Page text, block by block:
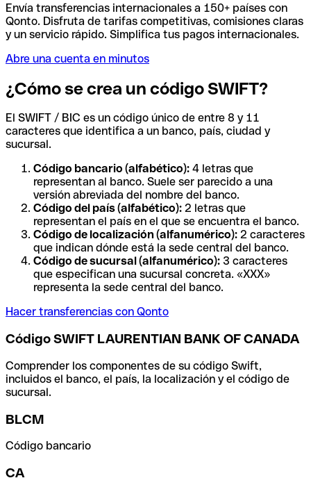
Envía transferencias internacionales a 150+ países con
Qonto. Disfruta de tarifas competitivas, comisiones claras
y un servicio rápido. Simplifica tus pagos internacionales.
Abre una cuenta en minutos
¿Cómo se crea un código SWIFT?
El SWIFT / BIC es un código único de entre 8 y 11
caracteres que identifica a un banco, país, ciudad y
sucursal.
Código bancario (alfabético): 4 letras que
representan al banco. Suele ser parecido a una
versión abreviada del nombre del banco.
Código del país (alfabético): 2 letras que
representan el país en el que se encuentra el banco.
Código de localización (alfanumérico): 2 caracteres
que indican dónde está la sede central del banco.
Código de sucursal (alfanumérico): 3 caracteres
que especifican una sucursal concreta. «XXX»
representa la sede central del banco.
Hacer transferencias con Qonto
Código SWIFT LAURENTIAN BANK OF CANADA
Comprender los componentes de su código Swift,
incluidos el banco, el país, la localización y el código de
sucursal.
BLCM
Código bancario
CA